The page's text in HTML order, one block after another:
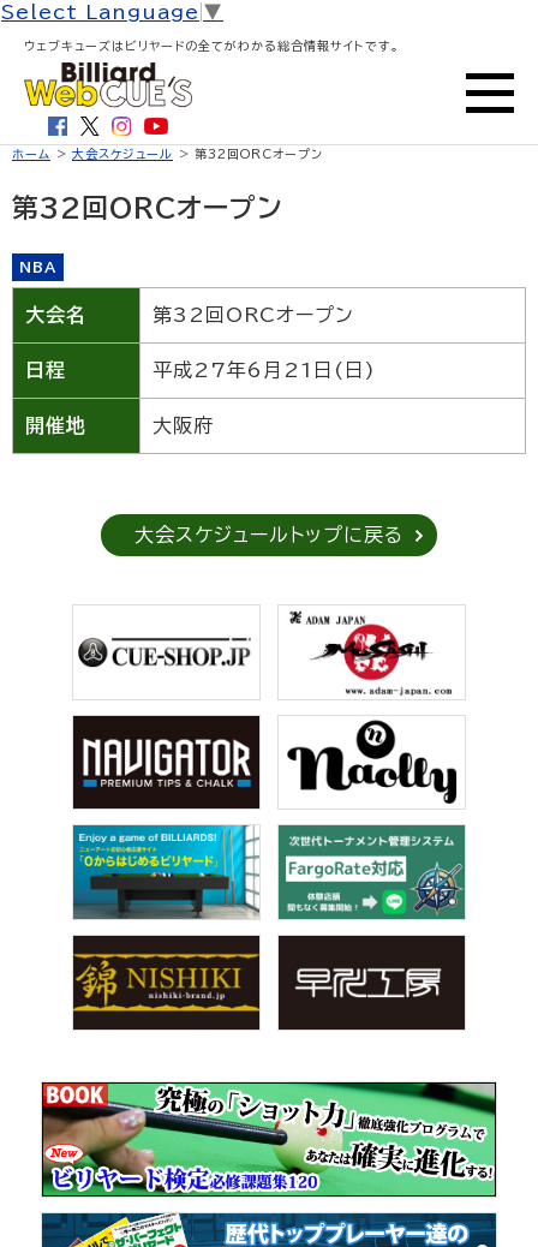
Select Language ▼
ウェブキューズはビリヤードの全てがわかる総合情報サイトです。
ホーム > 大会スケジュール > 第32回ORCオープン
第32回ORCオープン
NBA
大会名 第32回ORCオープン
日程 平成27年6月21日(日)
開催地 大阪府
大会スケジュールトップに戻る